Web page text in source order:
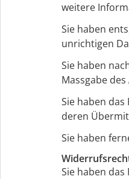
weitere
Sie haben
unrichtigen
Sie haben
Massgabe
Sie haben
deren
Sie haben
Sie haben